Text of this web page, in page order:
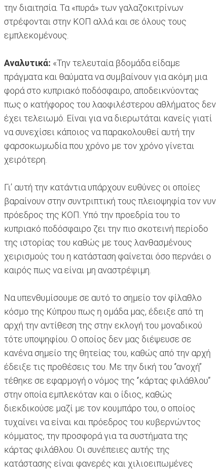
την διαιτησία. Τα «πυρά» των γαλαζοκιτρίνων
στρέφονται στην ΚΟΠ αλλά και σε όλους τους
εμπλεκομένους.
Αναλυτικά: «Την τελευταία βδομάδα είδαμε
πράγματα και θαύματα να συμβαίνουν για ακόμη μια
φορά στο κυπριακό ποδόσφαιρο, αποδεικνύοντας
πως ο κατήφορος του λαοφιλέστερου αθλήματος δεν
έχει τελειωμό. Είναι για να διερωτάται κανείς γιατί
να συνεχίσει κάποιος να παρακολουθεί αυτή την
φαρσοκωμωδία που χρόνο με τον χρόνο γίνεται
χειρότερη.
Γι’ αυτή την κατάντια υπάρχουν ευθύνες οι οποίες
βαραίνουν στην συντριπτική τους πλειοψηφία τον νυν
πρόεδρος της ΚΟΠ. Υπό την προεδρία του το
κυπριακό ποδόσφαιρο ζει την πιο σκοτεινή περίοδο
της ιστορίας του καθώς με τους λανθασμένους
χειρισμούς του η κατάσταση φαίνεται όσο περνάει ο
καιρός πως να είναι μη αναστρέψιμη.
Να υπενθυμίσουμε σε αυτό το σημείο τον φίλαθλο
κόσμο της Κύπρου πως η ομάδα μας, έδειξε από τη
αρχή την αντίθεση της στην εκλογή του μοναδικού
τότε υποψηφίου. Ο οποίος δεν μας διέψευσε σε
κανένα σημείο της θητείας του, καθώς από την αρχή
έδειξε τις προθέσεις του. Με την δική του ‘’ανοχή’’
τέθηκε σε εφαρμογή ο νόμος της ‘’κάρτας φιλάθλου’’
στην οποία εμπλεκόταν και ο ίδιος, καθώς
διεκδικούσε μαζί με τον κουμπάρο του, ο οποίος
τυχαίνει να είναι και πρόεδρος του κυβερνώντος
κόμματος, την προσφορά για τα συστήματα της
κάρτας φιλάθλου. Οι συνέπειες αυτής της
κατάστασης είναι φανερές και χιλιοειπωμένες